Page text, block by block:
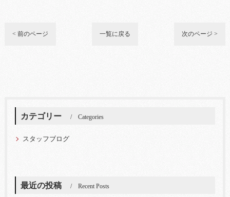
< 前のページ 一覧に戻る 次のページ >
カテゴリー Categories
スタッフブログ
最近の投稿 Recent Posts